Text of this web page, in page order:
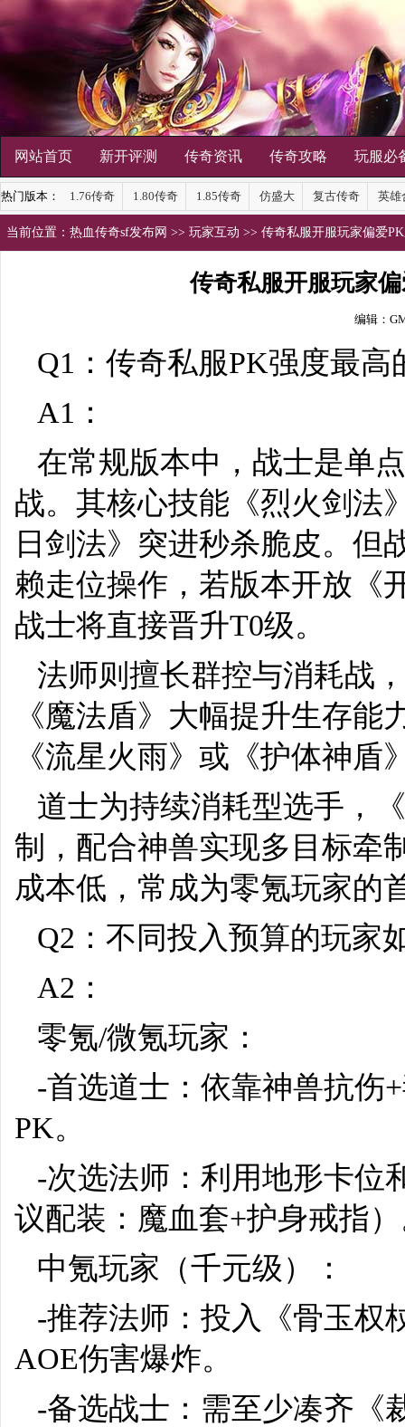
网站首页 新开评测 传奇资讯 传奇攻略 玩服必
热门版本： 1.76传奇 1.80传奇 1.85传奇 仿盛大 复古传奇 英雄
当前位置： 热血传奇sf发布网 >> 玩家互动 >> 传奇私服开服玩家偏爱
传奇私服开服玩家
编辑：
Q1： 传奇私服PK强度最高
A1：
在常规版本中，战士是单
战。其核心技能《烈火剑法
日剑法》突进秒杀脆皮。但
赖走位操作，若版本开放《
战士将直接晋升T0级。
法师则擅长群控与消耗战
《魔法盾》大幅提升生存
《流星火雨》或《护体神
道士为持续消耗型选手，
制，配合神兽实现多目标牵
成本低，常成为零氪玩家的
Q2：不同投入预算的玩家
A2：
零氪/微氪玩家：
-首选道士：依靠神兽抗伤
PK。
-次选法师：利用地形卡位
议配装：魔血套+护身戒指
中氪玩家（千元级）：
-推荐法师：投入《骨玉权
AOE伤害爆炸。
-备选战士：需至少凑齐《